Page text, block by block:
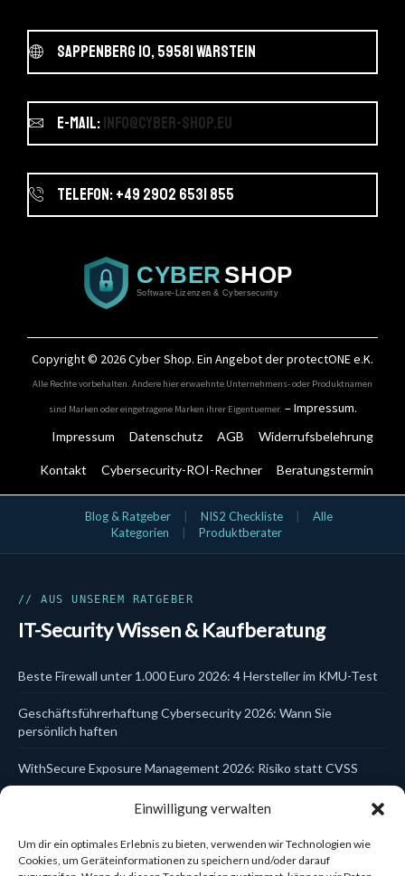
Einwilligung verwalten
Um dir ein optimales Erlebnis zu bieten, verwenden wir Technologien wie
Cookies, um Geräteinformationen zu speichern und/oder darauf
Sappenberg 10, 59581 Warstein
E-Mail:info@cyber-shop.eu
Telefon: +49 2902 6531 855
Copyright © 2026Cyber Shop. Ein Angebot der protectONE e.K.
Alle Rechte vorbehalten. Andere hier erwaehnte Unternehmens- oder Produktnamen
sind Marken oder eingetragene Marken ihrer Eigentuemer. –Impressum.
Impressum Datenschutz AGB Widerrufsbelehrung
Kontakt Cybersecurity-ROI-Rechner Beratungstermin
IT-Security Kategorien
Bundles
Data Security
DSGVO & KI
Endpoint Security
Firewalls
Hersteller
Incident Response
Kanzlei-Schulungen
MDR
MFA
Blog & Ratgeber NIS2 Checkliste
Alle
Kategorien
Produktberater
// AUS UNSEREM RATGEBER
IT-Security Wissen & Kaufberatung
Beste Firewall unter 1.000 Euro 2026: 4 Hersteller im KMU-Test
Geschäftsführerhaftung Cybersecurity 2026: Wann Sie
persönlich haften
WithSecure Exposure Management 2026: Risiko statt CVSS
Trellix Data Encryption DSGVO 2026: Laptop- und USB-Schutz
WatchGuard Cloud Firebox einrichten 2026: In 5 Schritten zur